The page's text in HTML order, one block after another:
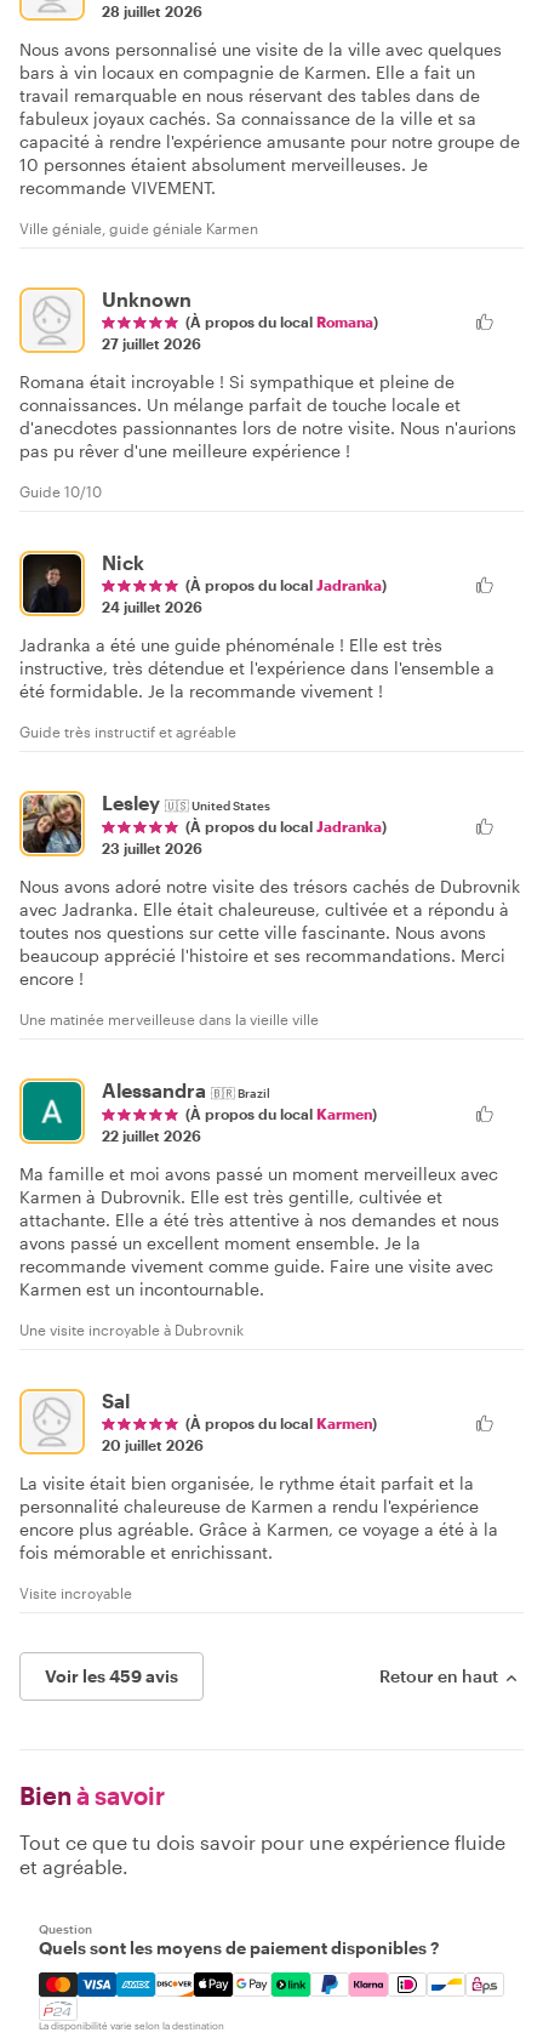
28 juillet 2026
Nous avons personnalisé une visite de la ville avec quelques
bars à vin locaux en compagnie de Karmen. Elle a fait un
travail remarquable en nous réservant des tables dans de
fabuleux joyaux cachés. Sa connaissance de la ville et sa
capacité à rendre l'expérience amusante pour notre groupe de
10 personnes étaient absolument merveilleuses. Je
recommande VIVEMENT.
Ville géniale, guide géniale Karmen
Unknown
(À propos du local Romana)
27 juillet 2026
Romana était incroyable ! Si sympathique et pleine de
connaissances. Un mélange parfait de touche locale et
d'anecdotes passionnantes lors de notre visite. Nous n'aurions
pas pu rêver d'une meilleure expérience !
Guide 10/10
Nick
(À propos du local Jadranka)
24 juillet 2026
Jadranka a été une guide phénoménale ! Elle est très
instructive, très détendue et l'expérience dans l'ensemble a
été formidable. Je la recommande vivement !
Guide très instructif et agréable
Lesley 🇺🇸United States
(À propos du local Jadranka)
23 juillet 2026
Nous avons adoré notre visite des trésors cachés de Dubrovnik
avec Jadranka. Elle était chaleureuse, cultivée et a répondu à
toutes nos questions sur cette ville fascinante. Nous avons
beaucoup apprécié l'histoire et ses recommandations. Merci
encore !
Une matinée merveilleuse dans la vieille ville
Alessandra 🇧🇷Brazil
(À propos du local Karmen)
22 juillet 2026
Ma famille et moi avons passé un moment merveilleux avec
Karmen à Dubrovnik. Elle est très gentille, cultivée et
attachante. Elle a été très attentive à nos demandes et nous
avons passé un excellent moment ensemble. Je la
recommande vivement comme guide. Faire une visite avec
Karmen est un incontournable.
Une visite incroyable à Dubrovnik
Sal
(À propos du local Karmen)
20 juillet 2026
La visite était bien organisée, le rythme était parfait et la
personnalité chaleureuse de Karmen a rendu l'expérience
encore plus agréable. Grâce à Karmen, ce voyage a été à la
fois mémorable et enrichissant.
Visite incroyable
Voir les 459 avis Retour en haut
Bien à savoir
Tout ce que tu dois savoir pour une expérience fluide
et agréable.
Question
Quels sont les moyens de paiement disponibles ?
Mastercard, Visa, Amex, Discover, Apple Pay, Google
La disponibilité varie selon la destination